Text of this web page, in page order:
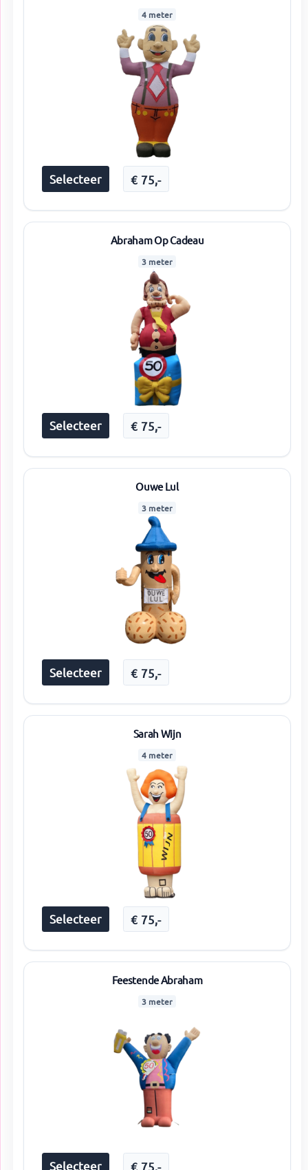
4 meter
Selecteer € 75,-
Abraham Op Cadeau
3 meter
Selecteer € 75,-
Ouwe Lul
3 meter
Selecteer € 75,-
Sarah Wijn
4 meter
Selecteer € 75,-
Feestende Abraham
3 meter
Selecteer € 75,-